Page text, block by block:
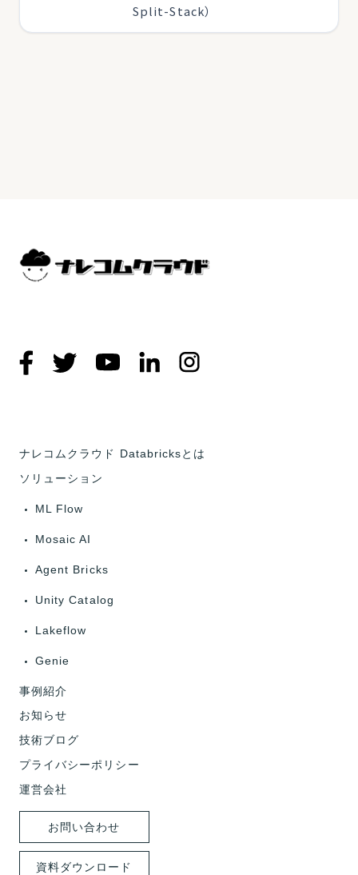
Split-Stack）
ナレコムクラウド Databricksとは
ソリューション
ML Flow
Mosaic AI
Agent Bricks
Unity Catalog
Lakeflow
Genie
事例紹介
お知らせ
技術ブログ
プライバシーポリシー
運営会社
お問い合わせ
資料ダウンロード